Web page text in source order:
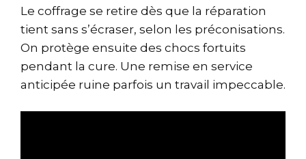
Le coffrage se retire dès que la réparation
tient sans s’écraser, selon les préconisations.
On protège ensuite des chocs fortuits
pendant la cure. Une remise en service
anticipée ruine parfois un travail impeccable.